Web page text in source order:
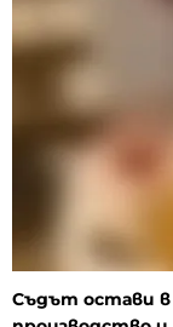
Съдът остави